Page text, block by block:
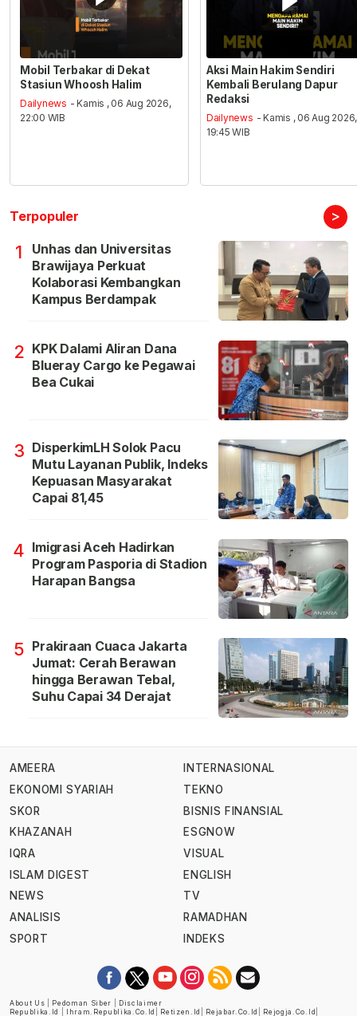
Mobil Terbakar di Dekat
Stasiun Whoosh Halim
Dailynews - Kamis , 06 Aug 2026,
22:00 WIB
Aksi Main Hakim Sendiri
Kembali Berulang Dapur
Redaksi
Dailynews - Kamis , 06 Aug 2026,
19:45 WIB
Terpopuler >
1
Unhas dan Universitas
Brawijaya Perkuat
Kolaborasi Kembangkan
Kampus Berdampak
2 KPK Dalami Aliran Dana
Blueray Cargo ke Pegawai
Bea Cukai
3 DisperkimLH Solok Pacu
Mutu Layanan Publik, Indeks
Kepuasan Masyarakat
Capai 81,45
4 Imigrasi Aceh Hadirkan
Program Pasporia di Stadion
Harapan Bangsa
5 Prakiraan Cuaca Jakarta
Jumat: Cerah Berawan
hingga Berawan Tebal,
Suhu Capai 34 Derajat
AMEERA
EKONOMI SYARIAH
SKOR
KHAZANAH
IQRA
ISLAM DIGEST
NEWS
ANALISIS
SPORT
INTERNASIONAL
TEKNO
BISNIS FINANSIAL
ESGNOW
VISUAL
ENGLISH
TV
RAMADHAN
INDEKS
About Us Pedoman Siber
Disclaimer
Republika.id
Ihram.republika.co.id Retizen.id Rejabar.co.id Rejogja.co.id